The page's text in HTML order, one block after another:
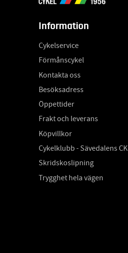
Information
Cykelservice
Förmånscykel
Kontakta oss
Besöksadress
Öppettider
Frakt och leverans
Köpvillkor
Cykelklubb - Sävedalens CK
Skridskoslipning
Trygghet hela vägen